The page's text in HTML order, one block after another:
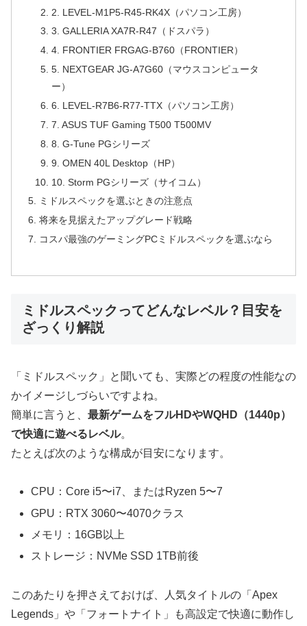
2. LEVEL-M1P5-R45-RK4X（パソコン工房）
3. GALLERIA XA7R-R47（ドスパラ）
4. FRONTIER FRGAG-B760（FRONTIER）
5. NEXTGEAR JG-A7G60（マウスコンピュータ
ー）
6. LEVEL-R7B6-R77-TTX（パソコン工房）
7. ASUS TUF Gaming T500 T500MV
8. G-Tune PGシリーズ
9. OMEN 40L Desktop（HP）
10. Storm PGシリーズ（サイコム）
ミドルスペックを選ぶときの注意点
将来を見据えたアップグレード戦略
コスパ最強のゲーミングPCミドルスペックを選ぶなら
ミドルスペックってどんなレベル？目安を
ざっくり解説
「ミドルスペック」と聞いても、実際どの程度の性能なの
かイメージしづらいですよね。
簡単に言うと、 最新ゲームをフルHDやWQHD（1440p）
で快適に遊べるレベル。
たとえば次のような構成が目安になります。
CPU：Core i5〜i7、またはRyzen 5〜7
GPU：RTX 3060〜4070クラス
メモリ：16GB以上
ストレージ：NVMe SSD 1TB前後
このあたりを押さえておけば、人気タイトルの「Apex
Legends」や「フォートナイト」も高設定で快適に動作し